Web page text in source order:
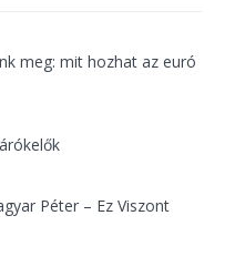
meg: mit hozhat az euró
Péter – Ez Viszont